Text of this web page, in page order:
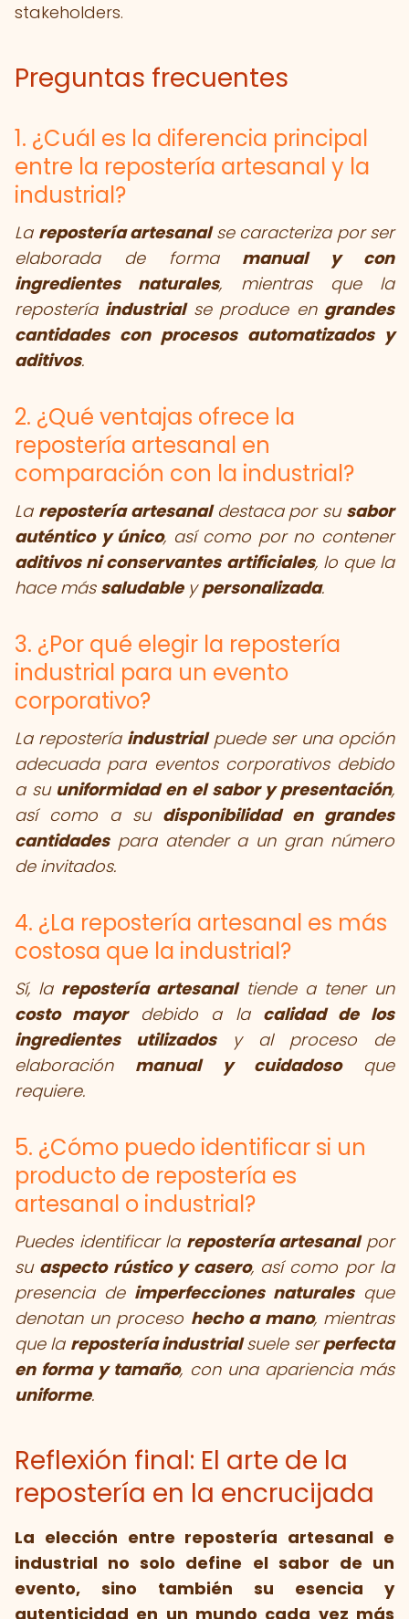
stakeholders.
Preguntas frecuentes
1. ¿Cuál es la diferencia principal
entre la repostería artesanal y la
industrial?
La repostería artesanalse caracteriza por ser
elaborada de forma manual y con
ingredientes naturales, mientras que la
repostería industrialse produce en grandes
cantidades con procesos automatizados y
aditivos.
2. ¿Qué ventajas ofrece la
repostería artesanal en
comparación con la industrial?
La repostería artesanaldestaca por su sabor
auténtico y único, así como por no contener
aditivos ni conservantes artificiales, lo que la
hace más saludableypersonalizada.
3. ¿Por qué elegir la repostería
industrial para un evento
corporativo?
La repostería industrialpuede ser una opción
adecuada para eventos corporativos debido
a su uniformidad en el sabor y presentación,
así como a su disponibilidad en grandes
cantidadespara atender a un gran número
de invitados.
4. ¿La repostería artesanal es más
costosa que la industrial?
Sí, la repostería artesanaltiende a tener un
costo mayordebido a la calidad de los
ingredientes utilizadosy al proceso de
elaboración manual y cuidadosoque
requiere.
5. ¿Cómo puedo identificar si un
producto de repostería es
artesanal o industrial?
Puedes identificar la repostería artesanalpor
su aspecto rústico y casero, así como por la
presencia de imperfecciones naturalesque
denotan un proceso hecho a mano, mientras
que la repostería industrialsuele serperfecta
en forma y tamaño, con una apariencia más
uniforme.
Reflexión final: El arte de la
repostería en la encrucijada
La elección entre repostería artesanal e
industrial no solo define el sabor de un
evento, sino también su esencia y
autenticidad en un mundo cada vez más